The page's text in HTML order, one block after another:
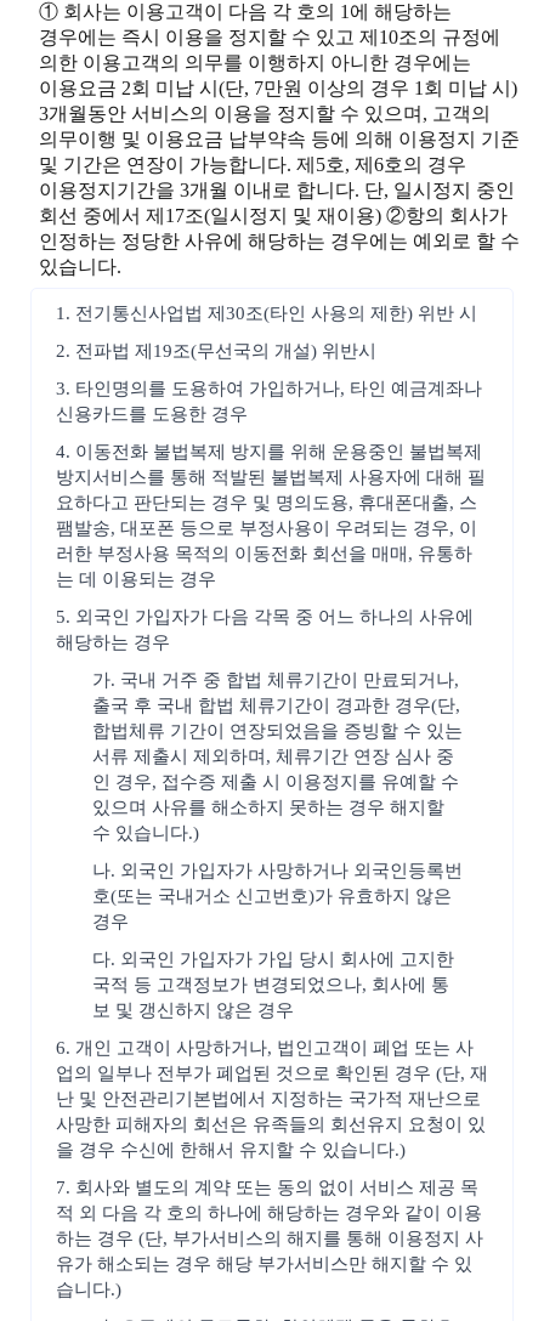
① 회사는 이용고객이 다음 각 호의 1에 해당하는
경우에는 즉시 이용을 정지할 수 있고 제10조의 규정에
의한 이용고객의 의무를 이행하지 아니한 경우에는
이용요금 2회 미납 시(단, 7만원 이상의 경우 1회 미납 시)
3개월동안 서비스의 이용을 정지할 수 있으며, 고객의
의무이행 및 이용요금 납부약속 등에 의해 이용정지 기준
및 기간은 연장이 가능합니다. 제5호, 제6호의 경우
이용정지기간을 3개월 이내로 합니다. 단, 일시정지 중인
회선 중에서 제17조(일시정지 및 재이용) ②항의 회사가
인정하는 정당한 사유에 해당하는 경우에는 예외로 할 수
있습니다.
1. 전기통신사업법 제30조(타인 사용의 제한) 위반 시
2. 전파법 제19조(무선국의 개설) 위반시
3. 타인명의를 도용하여 가입하거나, 타인 예금계좌나
신용카드를 도용한 경우
4. 이동전화 불법복제 방지를 위해 운용중인 불법복제
방지서비스를 통해 적발된 불법복제 사용자에 대해 필
요하다고 판단되는 경우 및 명의도용, 휴대폰대출, 스
팸발송, 대포폰 등으로 부정사용이 우려되는 경우, 이
러한 부정사용 목적의 이동전화 회선을 매매, 유통하
는 데 이용되는 경우
5. 외국인 가입자가 다음 각목 중 어느 하나의 사유에
해당하는 경우
가. 국내 거주 중 합법 체류기간이 만료되거나,
출국 후 국내 합법 체류기간이 경과한 경우(단,
합법체류 기간이 연장되었음을 증빙할 수 있는
서류 제출시 제외하며, 체류기간 연장 심사 중
인 경우, 접수증 제출 시 이용정지를 유예할 수
있으며 사유를 해소하지 못하는 경우 해지할
수 있습니다.)
나. 외국인 가입자가 사망하거나 외국인등록번
호(또는 국내거소 신고번호)가 유효하지 않은
경우
다. 외국인 가입자가 가입 당시 회사에 고지한
국적 등 고객정보가 변경되었으나, 회사에 통
보 및 갱신하지 않은 경우
6. 개인 고객이 사망하거나, 법인고객이 폐업 또는 사
업의 일부나 전부가 폐업된 것으로 확인된 경우 (단, 재
난 및 안전관리기본법에서 지정하는 국가적 재난으로
사망한 피해자의 회선은 유족들의 회선유지 요청이 있
을 경우 수신에 한해서 유지할 수 있습니다.)
7. 회사와 별도의 계약 또는 동의 없이 서비스 제공 목
적 외 다음 각 호의 하나에 해당하는 경우와 같이 이용
하는 경우 (단, 부가서비스의 해지를 통해 이용정지 사
유가 해소되는 경우 해당 부가서비스만 해지할 수 있
습니다.)